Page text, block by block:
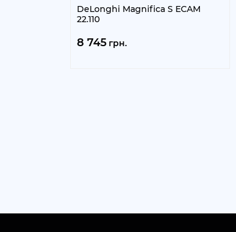
DeLonghi Magnifica S ECAM
22.110
8 745 грн.